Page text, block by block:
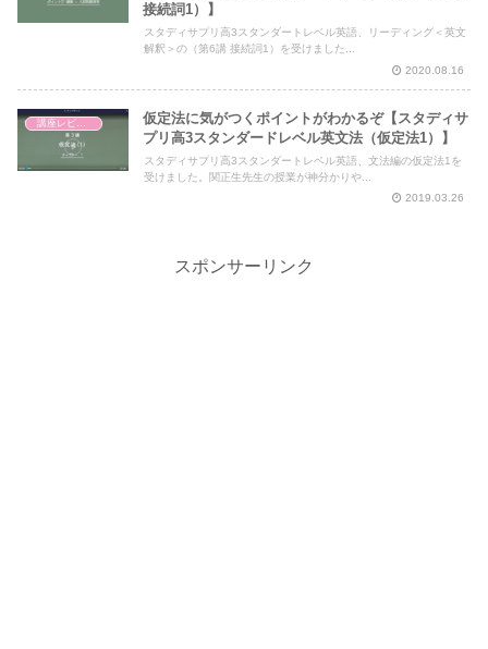
接続詞1）】
スタディサプリ高3スタンダートレベル英語、リーディング＜英文
解釈＞の（第6講 接続詞1）を受けました...
2020.08.16
講座レビュー
仮定法に気がつくポイントがわかるぞ【スタディサ
プリ高3スタンダードレベル英文法（仮定法1）】
スタディサプリ高3スタンダートレベル英語、文法編の仮定法1を
受けました。関正生先生の授業が神分かりや...
2019.03.26
スポンサーリンク